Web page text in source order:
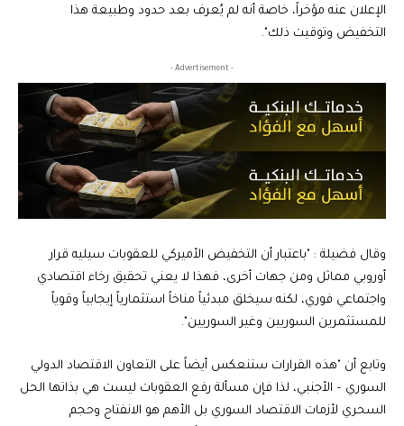
الإعلان عنه مؤخراً، خاصة أنه لم يُعرف بعد حدود وطبيعة هذا
التخفيض وتوقيت ذلك".
- Advertisement -
وقال فضيلة : "باعتبار أن التخفيض الأميركي للعقوبات سيليه قرار
أوروبي مماثل ومن جهات أخرى، فهذا لا يعني تحقيق رخاء اقتصادي
واجتماعي فوري، لكنه سيخلق مبدئياً مناخاً استثمارياً إيجابياً وقوياً
للمستثمرين السوريين وغير السوريين".
وتابع أن "هذه القرارات ستنعكس أيضاً على التعاون الاقتصاد الدولي
السوري – الأجنبي، لذا فإن مسألة رفع العقوبات ليست هي بذاتها الحل
السحري لأزمات الاقتصاد السوري بل الأهم هو الانفتاح وحجم